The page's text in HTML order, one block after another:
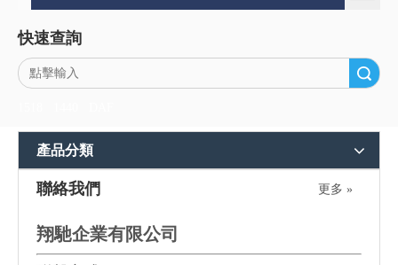
快速查詢
產品分類
聯絡我們 更多 »
翔馳企業有限公司